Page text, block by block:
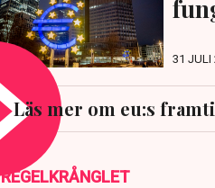
31 JULI
Läs mer om eu:s
REGELKRÅNGLET